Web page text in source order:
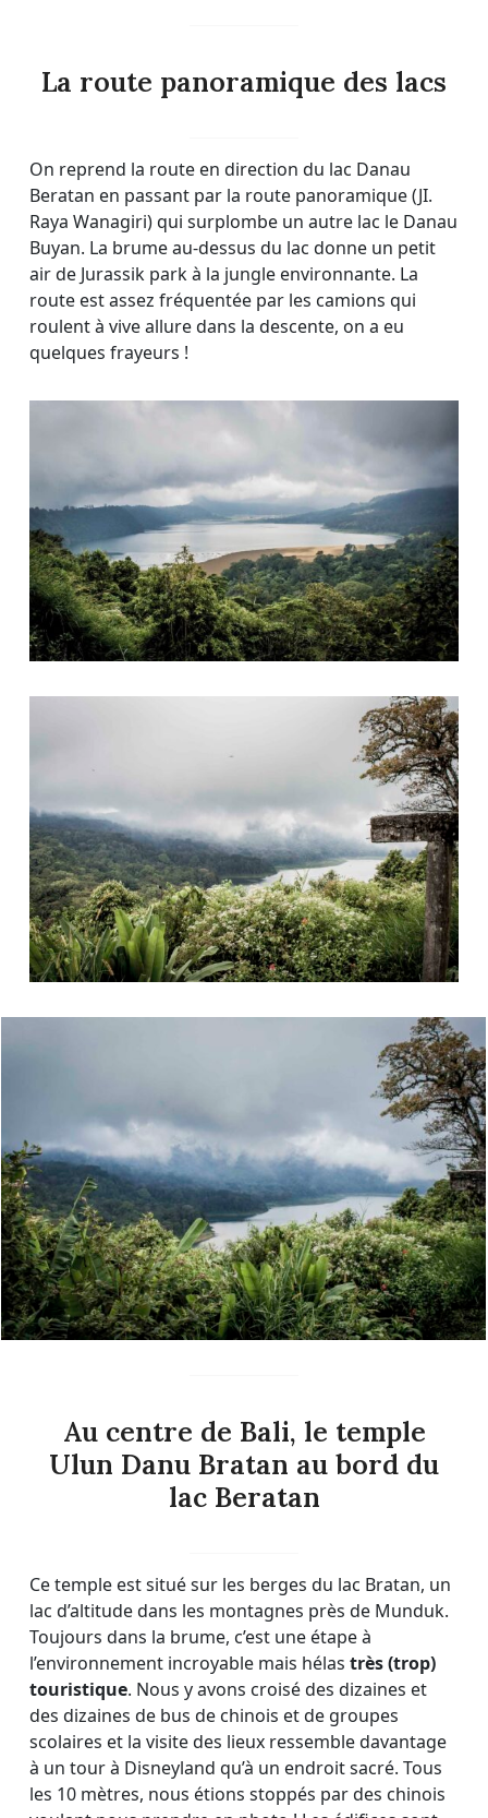
La route panoramique des lacs
On reprend la route en direction du lac Danau
Beratan en passant par la route panoramique (JI.
Raya Wanagiri) qui surplombe un autre lac le Danau
Buyan. La brume au-dessus du lac donne un petit
air de Jurassik park à la jungle environnante. La
route est assez fréquentée par les camions qui
roulent à vive allure dans la descente, on a eu
quelques frayeurs !
Au centre de Bali, le temple
Ulun Danu Bratan au bord du
lac Beratan
Ce temple est situé sur les berges du lac Bratan, un
lac d’altitude dans les montagnes près de Munduk.
Toujours dans la brume, c’est une étape à
l’environnement incroyable mais hélastrès (trop)
touristique. Nous y avons croisé des dizaines et
des dizaines de bus de chinois et de groupes
scolaires et la visite des lieux ressemble davantage
à un tour à Disneyland qu’à un endroit sacré. Tous
les 10 mètres, nous étions stoppés par des chinois